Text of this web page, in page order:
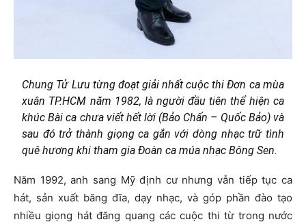
Chung Tử Lưu từng đoạt giải nhất cuộc thi Đơn ca mùa
xuân TP.HCM năm 1982, là người đầu tiên thể hiện ca
khúc Bài ca chưa viết hết lời (Bảo Chấn – Quốc Bảo) và
sau đó trở thành giọng ca gắn với dòng nhạc trữ tình
quê hương khi tham gia Đoàn ca múa nhạc Bông Sen.
Năm 1992, anh sang Mỹ định cư nhưng vẫn tiếp tục ca
hát, sản xuất băng đĩa, dạy nhạc, và góp phần đào tạo
nhiều giọng hát đăng quang các cuộc thi từ trong nước